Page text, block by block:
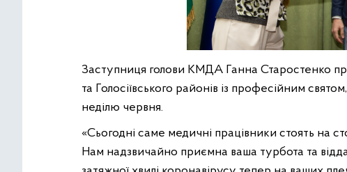
Заступниця голови КМДА Ганна Старостенко
та Голосіївського районів із професійним
неділю червня.
«Сьогодні саме медичні працівники стоять на
Нам надзвичайно приємна ваша турбота та